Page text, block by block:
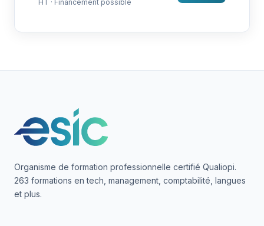
HT · Financement possible
Organisme de formation professionnelle certifié Qualiopi.
263 formations en tech, management, comptabilité, langues
et plus.